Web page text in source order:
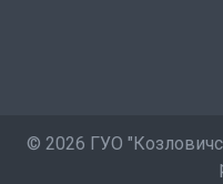
© 2026 ГУО